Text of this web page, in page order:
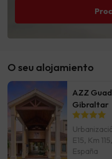
O seu alojamiento
AZZ
Gibraltar
E15, Km
España